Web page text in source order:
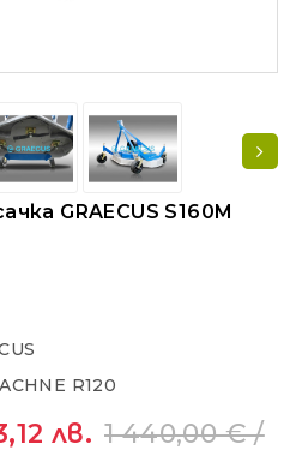
GRAECUS S160M
R120
лв. 1 440,00 € /